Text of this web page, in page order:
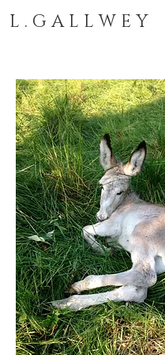
L . G A L L W E Y